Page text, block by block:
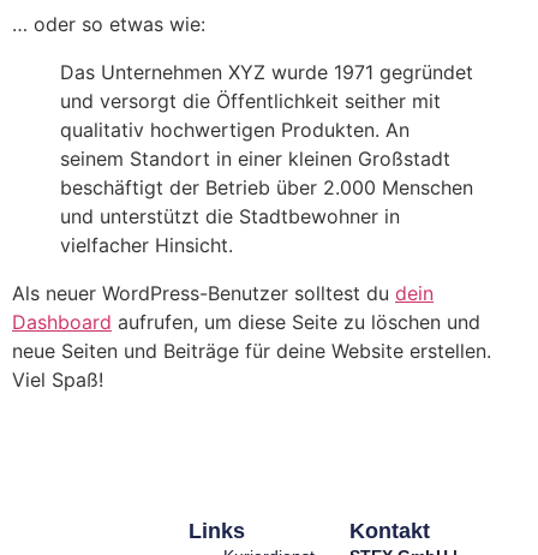
… oder so etwas wie:
Das Unternehmen XYZ wurde 1971 gegründet
und versorgt die Öffentlichkeit seither mit
qualitativ hochwertigen Produkten. An
seinem Standort in einer kleinen Großstadt
beschäftigt der Betrieb über 2.000 Menschen
und unterstützt die Stadtbewohner in
vielfacher Hinsicht.
Als neuer WordPress-Benutzer solltest du dein
Dashboard aufrufen, um diese Seite zu löschen und
neue Seiten und Beiträge für deine Website erstellen.
Viel Spaß!
Links Kontakt